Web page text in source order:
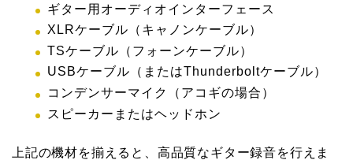
ギター用オーディオインターフェース
XLRケーブル（キャノンケーブル）
TSケーブル（フォーンケーブル）
USBケーブル（またはThunderboltケーブル）
コンデンサーマイク（アコギの場合）
スピーカーまたはヘッドホン
上記の機材を揃えると、高品質なギター録音を行えま